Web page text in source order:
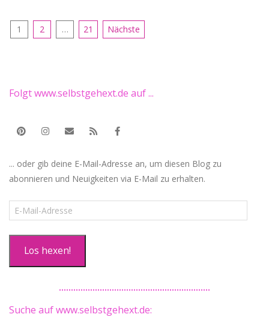
Seitennummerierung
der
1 2 … 21 Nächste
Folgt www.selbstgehext.de auf ...
... oder gib deine E-Mail-Adresse an, um diesen Blog zu
abonnieren und Neuigkeiten via E-Mail zu erhalten.
E-
Mail-
Los hexen!
Suche auf www.selbstgehext.de: